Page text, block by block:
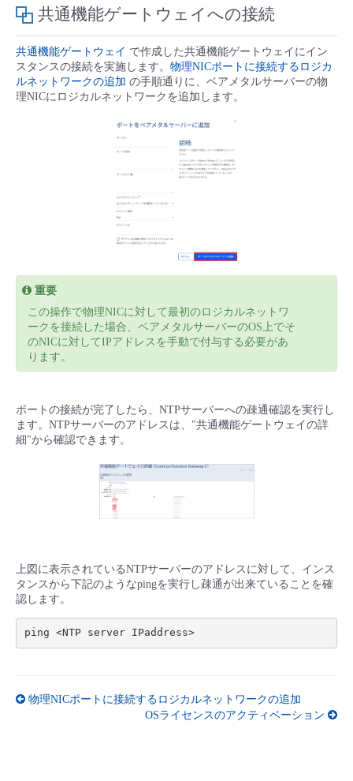
管理機能
すべてのメニューを見る
サポート
管理機能
すべてのメニューを見る
IoT
モニタリング/監査
すべてのメニューを見る
- 新規お申し込み方法
- 初期設定・確認
- 登録情報の管理
- APIリファレンス
- クラウド / サーバー
- Flexible InterConnect
- vUTM2
- データと分析
- IoT
- マルチクラウド利用
故障/メンテナンス履歴
メンテナンス予定
パートナー
販売パートナー向けプログラム
協業パートナー
トレーニング/操作動画
脱炭素化
共通機能ゲートウェイへの接続
共通機能ゲートウェイ で作成した共通機能ゲートウェイにイン
スタンスの接続を実施します。 物理NICポートに接続するロジカ
ルネットワークの追加 の手順通りに、ベアメタルサーバーの物
理NICにロジカルネットワークを追加します。
重要
この操作で物理NICに対して最初のロジカルネットワ
ークを接続した場合、ベアメタルサーバーのOS上でそ
のNICに対してIPアドレスを手動で付与する必要があ
ります。
ポートの接続が完了したら、NTPサーバーへの疎通確認を実行し
ます。NTPサーバーのアドレスは、"共通機能ゲートウェイの詳
細"から確認できます。
上図に表示されているNTPサーバーのアドレスに対して、インス
タンスから下記のようなpingを実行し疎通が出来ていることを確
認します。
ping <NTP server IPaddress>
物理NICポートに接続するロジカルネットワークの追加
OSライセンスのアクティベーション